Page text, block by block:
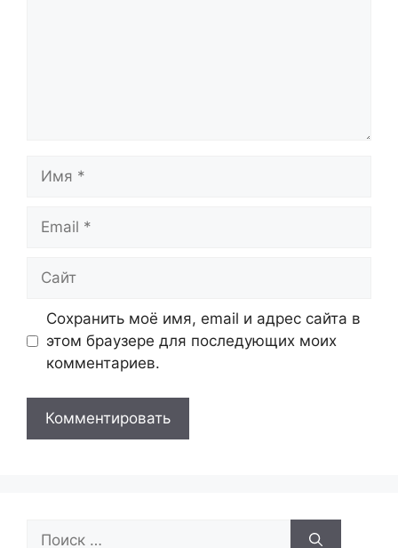
Имя
Email
Сайт
Сохранить моё имя, email и адрес сайта в
этом браузере для последующих моих
комментариев.